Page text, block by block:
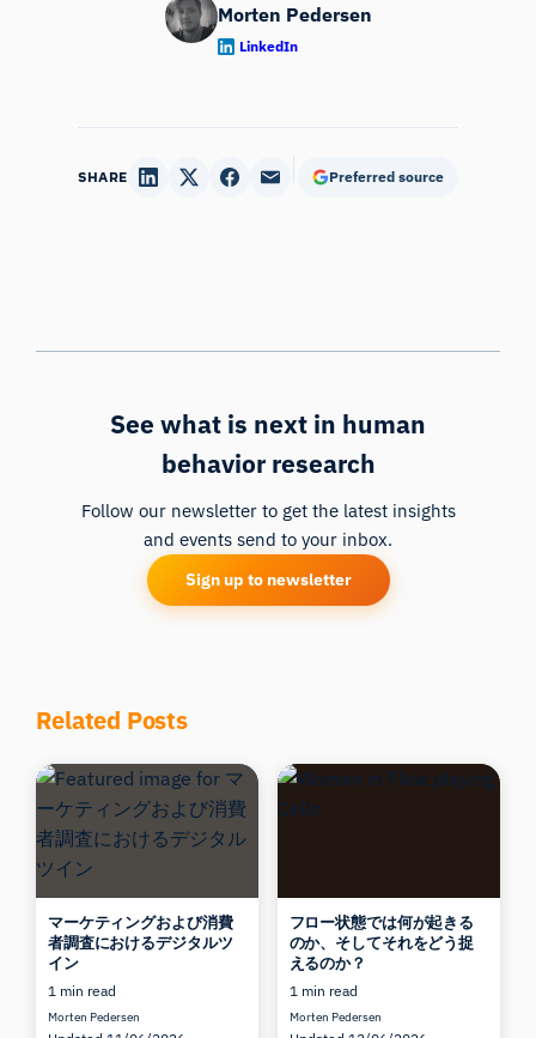
Morten Pedersen
LinkedIn
SHARE Preferred source
See what is next in human
behavior research
Follow our newsletter to get the latest insights
and events send to your inbox.
Sign up to newsletter
Related Posts
マーケティングおよび消費
者調査におけるデジタルツ
イン
1 min read
Morten Pedersen
フロー状態では何が起きる
のか、そしてそれをどう捉
えるのか？
1 min read
Morten Pedersen